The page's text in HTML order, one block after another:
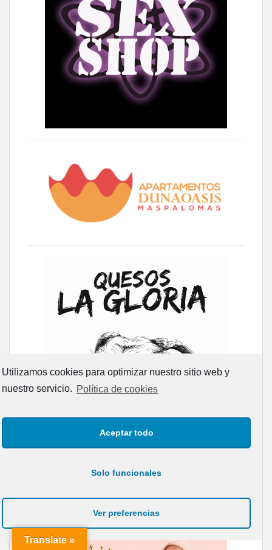
Utilizamos cookies para optimizar nuestro sitio web y
nuestro servicio. Política de cookies
Aceptar todo
Solo funcionales
Ver preferencias
Translate »